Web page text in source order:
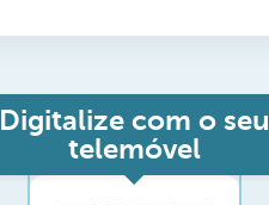
Digitalize com o seu
telemóvel